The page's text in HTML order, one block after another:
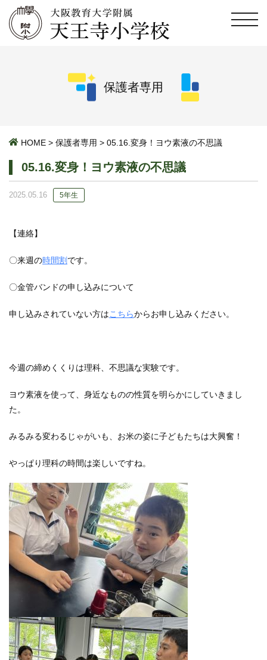
保護者専用
HOME > 保護者専用 > 05.16.変身！ヨウ素液の不思議
05.16.変身！ヨウ素液の不思議
2025.05.16 5年生
【連絡】
〇来週の時間割 です。
〇金管バンドの申し込みについて
申し込みされていない方はこちらからお申し込みください。
今週の締めくくりは理科、不思議な実験です。
ヨウ素液を使って、身近なものの性質を明らかにしていきまし
た。
みるみる変わるじゃがいも、お米の姿に子どもたちは大興奮！
やっぱり理科の時間は楽しいですね。